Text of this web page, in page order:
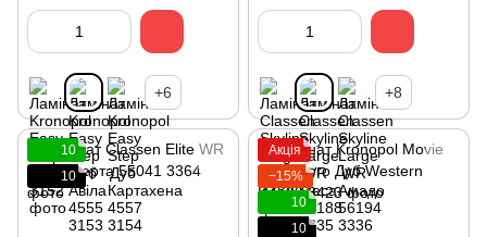
+6 +8
10
10
Акція
−15%
10
10